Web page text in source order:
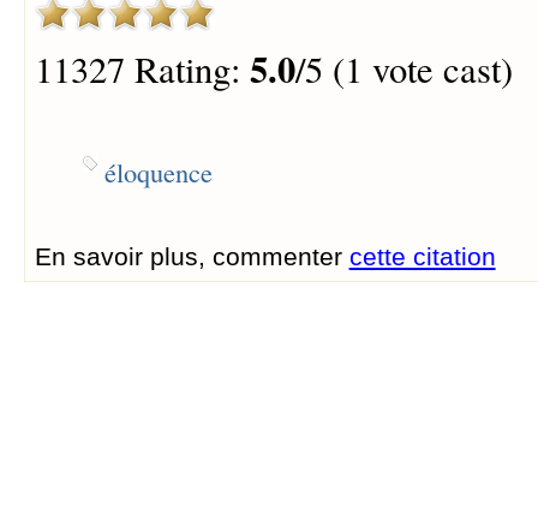
11327 Rating: 5.0/5 (1 vote cast)
éloquence
En savoir plus, commenter cette citation